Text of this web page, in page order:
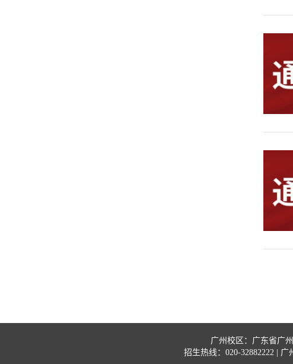
广州校区：广东省广
招生热线：020-32882222 | 广